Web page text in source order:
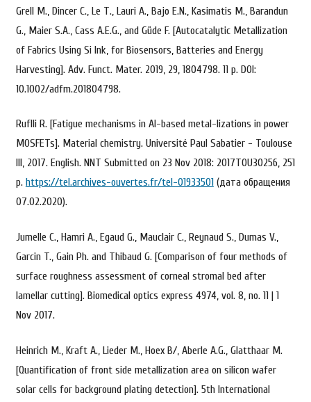
Grell М., Dincer С., Le Т., Lauri А., Bajo E.N., Kasimatis M., Barandun
G., Maier S.A., Cass A.E.G., and Güde F. [Autocatalytic Metallization
of Fabrics Using Si Ink, for Biosensors, Batteries and Energy
Harvesting]. Adv. Funct. Mater. 2019, 29, 1804798. 11 р. DOI:
10.1002/adfm.201804798.
Ruflli R. [Fatigue mechanisms in Al-based metal-lizations in power
MOSFETs]. Material chemistry. Université Paul Sabatier - Toulouse
III, 2017. English. NNT Submitted on 23 Nov 2018: 2017TOU30256, 251
р. https://tel.archives-ouvertes.fr/tel-01933501 (дата обращения
07.02.2020).
Jumelle C., Hamri A., Egaud G., Mauclair C., Reynaud S., Dumas V.,
Garcin T., Gain Ph. and Thibaud G. [Comparison of four methods of
surface roughness assessment of corneal stromal bed after
lamellar cutting]. Biomedical optics express 4974, vol. 8, no. 11 | 1
Nov 2017.
Heinrich M., Kraft A., Lieder M., Hoex B/, Aberle A.G., Glatthaar M.
[Quantification of front side metallization area on silicon wafer
solar cells for background plating detection]. 5th International